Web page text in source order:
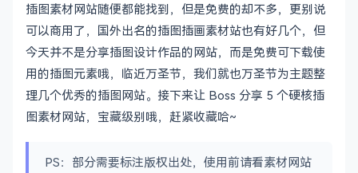
插图素材网站随便都能找到，但是免费的却不多，更别说
可以商用了，国外出名的插图插画素材站也有好几个，但
今天并不是分享插图设计作品的网站，而是免费可下载使
用的插图元素哦，临近万圣节，我们就也万圣节为主题整
理几个优秀的插图网站。接下来让 Boss 分享 5 个硬核插
图素材网站，宝藏级别哦，赶紧收藏哈~
PS：部分需要标注版权出处，使用前请看素材网站